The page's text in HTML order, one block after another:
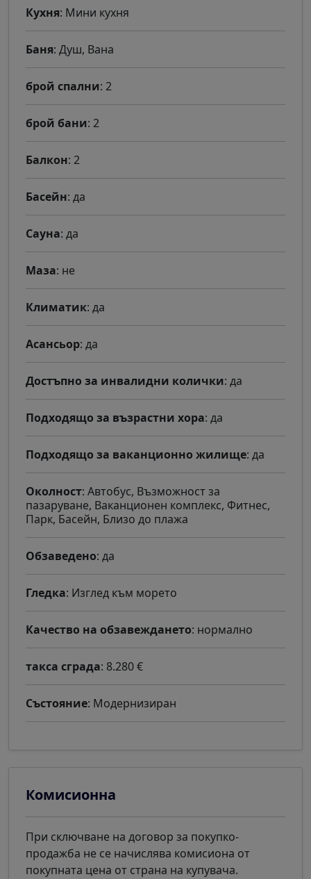
Кухня: Мини кухня
Баня: Душ, Вана
брой спални: 2
брой бани: 2
Балкон: 2
Басейн: да
Сауна: да
Маза: не
Климатик: да
Асансьор: да
Достъпно за инвалидни колички: да
Подходящо за възрастни хора: да
Подходящо за ваканционно жилище: да
Околност: Автобус, Възможност за
пазаруване, Ваканционен комплекс, Фитнес,
Парк, Басейн, Близо до плажа
Обзаведено: да
Гледка: Изглед към морето
Качество на обзавеждането: нормално
такса сграда: 8.280 €
Състояние: Модернизиран
Комисионна
При сключване на договор за покупко-
продажба не се начислява комисиона от
покупната цена от страна на купувача.